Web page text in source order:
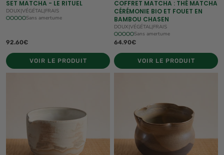
SET MATCHA - LE RITUEL
DOUX|VÉGÉTAL|FRAIS
Sans amertume
92.60€
VOIR LE PRODUIT
COFFRET MATCHA : THÉ MATCHA
CÉRÉMONIE BIO ET FOUET EN
BAMBOU CHASEN
DOUX|VÉGÉTAL|FRAIS
Sans amertume
64.90€
VOIR LE PRODUIT